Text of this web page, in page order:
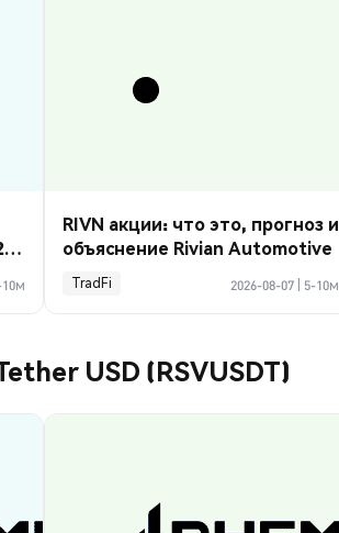
10м
RIVN акции: что это, прогноз и
объяснение Rivian Automotive
TradFi 2026-08-07 5-10м
USD (RSVUSDT)